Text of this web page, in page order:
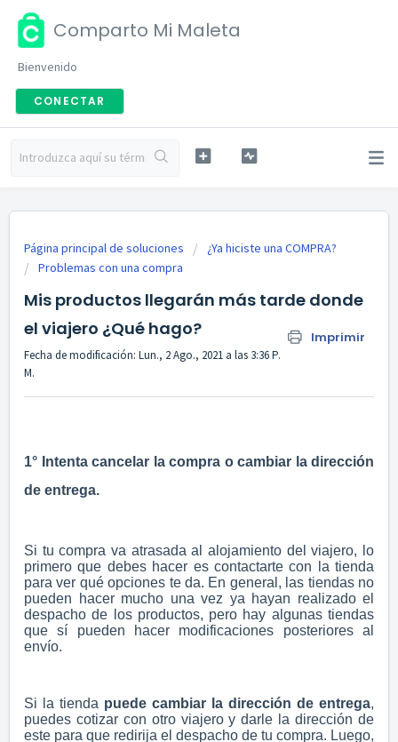
Comparto Mi Maleta
Bienvenido
CONECTAR
Página principal de soluciones
¿Ya hiciste una COMPRA?
Problemas con una compra
Mis productos llegarán más tarde donde
el viajero ¿Qué hago?
Imprimir
Fecha de modificación: Lun., 2 Ago., 2021 a las 3:36 P.
M.
1° Intenta cancelar la compra o cambiar la dirección
de entrega.
Si tu compra va atrasada al alojamiento del viajero, lo
primero que debes hacer es contactarte con la tienda
para ver qué opciones te da. En general, las tiendas no
pueden hacer mucho una vez ya hayan realizado el
despacho de los productos, pero hay algunas tiendas
que sí pueden hacer modificaciones posteriores al
envío.
Si la tienda puede cambiar la dirección de entrega,
puedes cotizar con otro viajero y darle la dirección de
este para que redirija el despacho de tu compra. Luego,